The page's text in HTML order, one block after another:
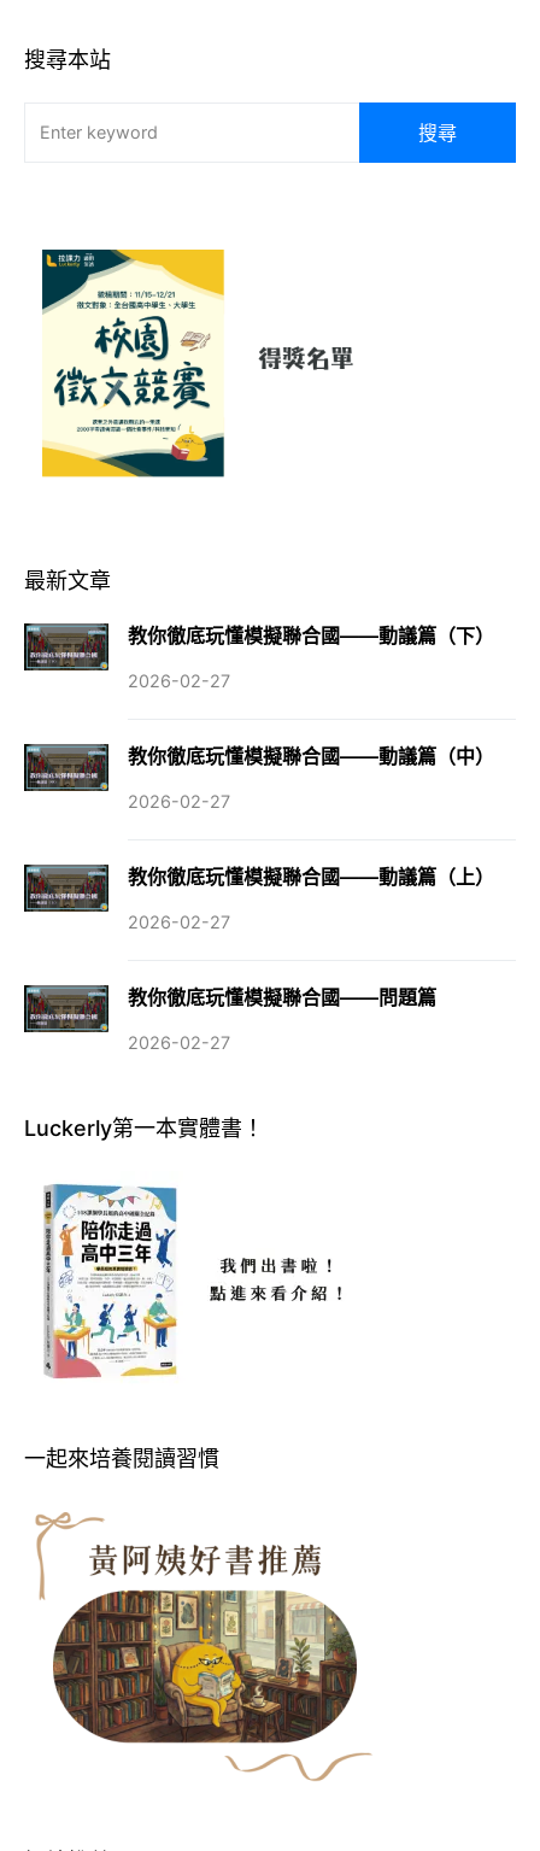
搜尋本站
搜尋
最新文章
教你徹底玩懂模擬聯合國——動議篇（下）
2026-02-27
教你徹底玩懂模擬聯合國——動議篇（中）
2026-02-27
教你徹底玩懂模擬聯合國——動議篇（上）
2026-02-27
教你徹底玩懂模擬聯合國——問題篇
2026-02-27
Luckerly第一本實體書！
一起來培養閱讀習慣